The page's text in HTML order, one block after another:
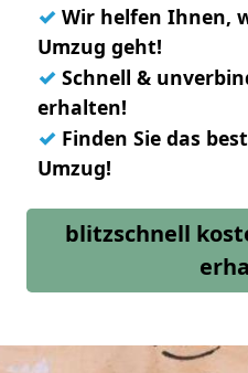
✓ Wir helfen Ihnen,
Umzug geht!
✓ Schnell &
erhalten!
✓ Finden Sie das
Umzug!
blitzschnell